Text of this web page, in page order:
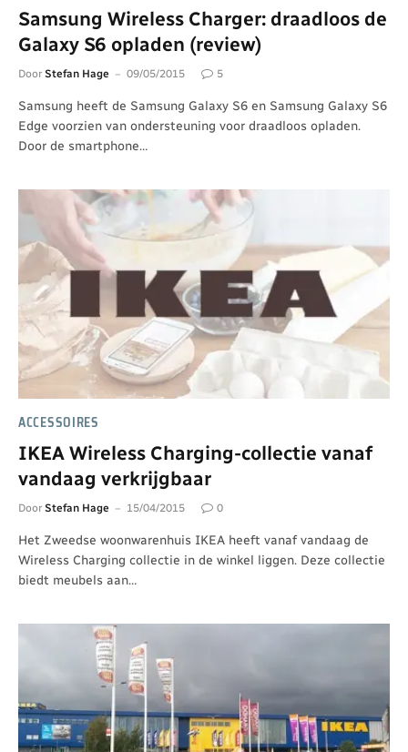
Samsung Wireless Charger: draadloos de
Galaxy S6 opladen (review)
Door Stefan Hage 09/05/2015 5
Samsung heeft de Samsung Galaxy S6 en Samsung Galaxy S6
Edge voorzien van ondersteuning voor draadloos opladen.
Door de smartphone…
ACCESSOIRES
IKEA Wireless Charging-collectie vanaf
vandaag verkrijgbaar
Door Stefan Hage 15/04/2015 0
Het Zweedse woonwarenhuis IKEA heeft vanaf vandaag de
Wireless Charging collectie in de winkel liggen. Deze collectie
biedt meubels aan…